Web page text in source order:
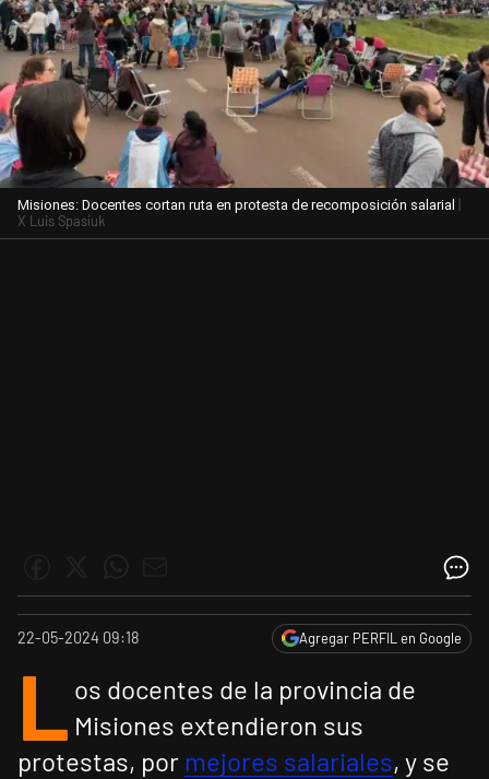
Misiones: Docentes cortan ruta en protesta de recomposición salarial |
X Luis Spasiuk
22-05-2024 09:18 Agregar PERFIL en Google
L os docentes de la provincia de
Misiones extendieron sus
protestas, por mejores salariales, y se